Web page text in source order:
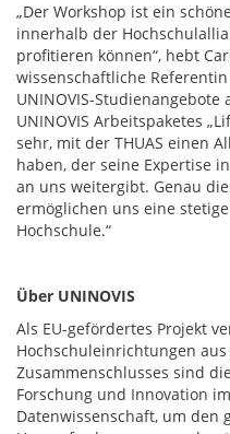
„Der Workshop ist ein
innerhalb der
profitieren können“, hebt
wissenschaftliche
UNINOVIS-
UNINOVIS Arbeitspaketes
sehr, mit der THUAS einen
haben, der seine Expertise
an uns weitergibt. Genau
ermöglichen uns eine
Hochschule.“
Über UNINOVIS
Als EU-gefördertes Projekt
Hochschuleinrichtungen
Zusammenschlusses sind
Forschung und Innovation
Datenwissenschaft, um den